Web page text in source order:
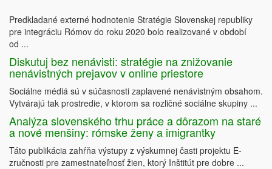
Predkladané externé hodnotenie Stratégie Slovenskej republiky
pre integráciu Rómov do roku 2020 bolo realizované v období
od ...
Diskutuj bez nenávisti: stratégie na znižovanie
nenávistných prejavov v online priestore
Sociálne médiá sú v súčasnosti zaplavené nenávistným obsahom.
Vytvárajú tak prostredie, v ktorom sa rozličné sociálne skupiny ...
Analýza slovenského trhu práce a dôrazom na staré
a nové menšiny: rómske ženy a imigrantky
Táto publikácia zahŕňa výstupy z výskumnej časti projektu E-
zručnosti pre zamestnateľnosť žien, ktorý Inštitút pre dobre ...